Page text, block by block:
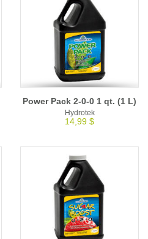
Power Pack 2-0-0 1 qt. (1 L)
Hydrotek
14,99 $